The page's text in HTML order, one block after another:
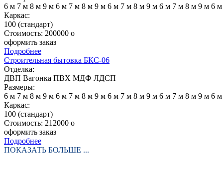
6 м 7 м 8 м 9 м 6 м 7 м 8 м 9 м 6 м 7 м 8 м 9 м 6 м 7 м 8 м 9 м 6 м
Каркас:
100 (стандарт)
Стоимость: 200000 o
оформить заказ
Подробнее
Строительная бытовка БКС-06
Отделка:
ДВП Вагонка ПВХ МДФ ЛДСП
Размеры:
6 м 7 м 8 м 9 м 6 м 7 м 8 м 9 м 6 м 7 м 8 м 9 м 6 м 7 м 8 м 9 м 6 м
Каркас:
100 (стандарт)
Стоимость: 212000 o
оформить заказ
Подробнее
ПОКАЗАТЬ БОЛЬШЕ ...